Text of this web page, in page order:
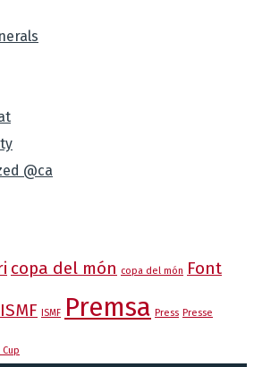
@ca
copa del món copa del món Font
ISMF ISMF Premsa Press Presse